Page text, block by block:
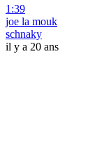
1:39
joe la mouk
schnaky
il y a 20 ans